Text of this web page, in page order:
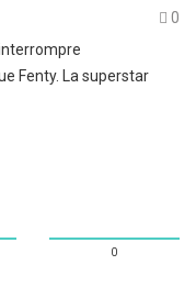
0
Fenty. La superstar
0